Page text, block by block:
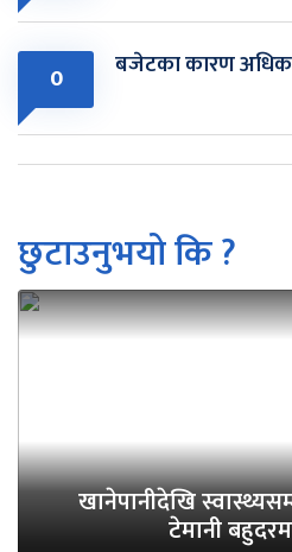
0 बजेटका कारण
छुटाउनुभयो कि ?
खानेपानीदेखि
टेमानी